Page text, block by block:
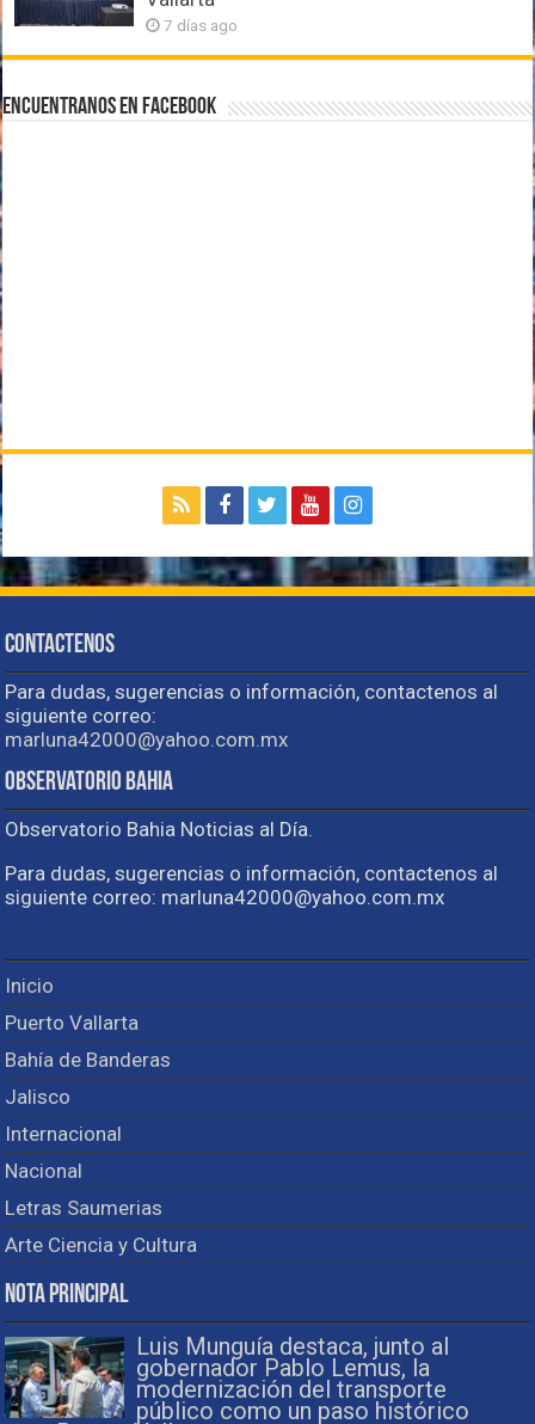
7 días ago
Encuentranos en Facebook
Contactenos
Para dudas, sugerencias o información, contactenos al
siguiente correo:
marluna42000@yahoo.com.mx
Observatorio Bahia
Observatorio Bahia Noticias al Día.
Para dudas, sugerencias o información, contactenos al
siguiente correo: marluna42000@yahoo.com.mx
Inicio
Puerto Vallarta
Bahía de Banderas
Jalisco
Internacional
Nacional
Letras Saumerias
Arte Ciencia y Cultura
Nota Principal
Luis Munguía destaca, junto al
gobernador Pablo Lemus, la
modernización del transporte
público como un paso histórico